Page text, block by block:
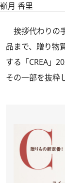
嶺月 香里
挨拶代わりの
品まで、贈り物
する 「CREA」
その一部を抜粋